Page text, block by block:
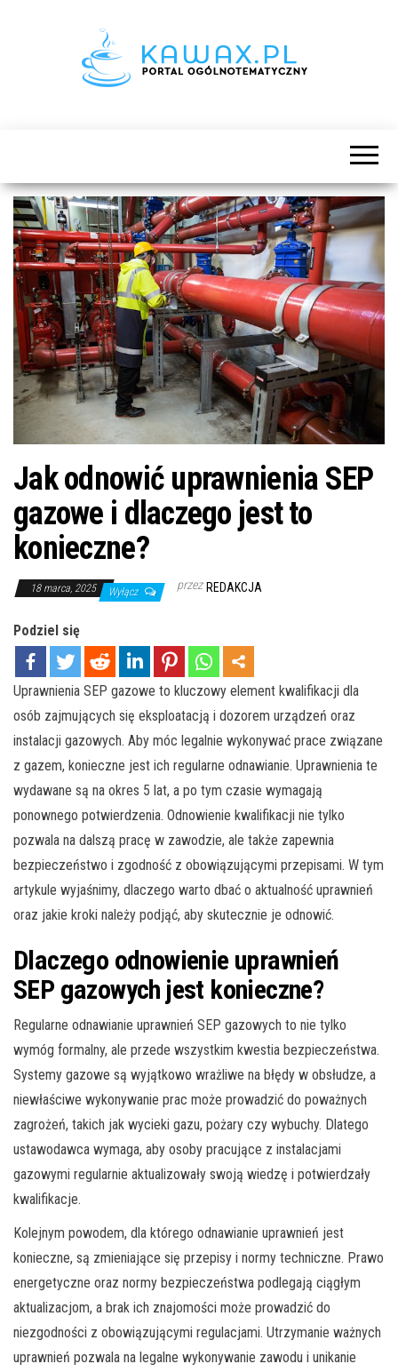
Jak odnowić uprawnienia SEP
gazowe i dlaczego jest to
konieczne?
18 marca, 2025 Wyłącz przez REDAKCJA
Podziel się
Uprawnienia SEP gazowe to kluczowy element kwalifikacji dla
osób zajmujących się eksploatacją i dozorem urządzeń oraz
instalacji gazowych. Aby móc legalnie wykonywać prace związane
z gazem, konieczne jest ich regularne odnawianie. Uprawnienia te
wydawane są na okres 5 lat, a po tym czasie wymagają
ponownego potwierdzenia. Odnowienie kwalifikacji nie tylko
pozwala na dalszą pracę w zawodzie, ale także zapewnia
bezpieczeństwo i zgodność z obowiązującymi przepisami. W tym
artykule wyjaśnimy, dlaczego warto dbać o aktualność uprawnień
oraz jakie kroki należy podjąć, aby skutecznie je odnowić.
Dlaczego odnowienie uprawnień
SEP gazowych jest konieczne?
Regularne odnawianie uprawnień SEP gazowych to nie tylko
wymóg formalny, ale przede wszystkim kwestia bezpieczeństwa.
Systemy gazowe są wyjątkowo wrażliwe na błędy w obsłudze, a
niewłaściwe wykonywanie prac może prowadzić do poważnych
zagrożeń, takich jak wycieki gazu, pożary czy wybuchy. Dlatego
ustawodawca wymaga, aby osoby pracujące z instalacjami
gazowymi regularnie aktualizowały swoją wiedzę i potwierdzały
kwalifikacje.
Kolejnym powodem, dla którego odnawianie uprawnień jest
konieczne, są zmieniające się przepisy i normy techniczne. Prawo
energetyczne oraz normy bezpieczeństwa podlegają ciągłym
aktualizacjom, a brak ich znajomości może prowadzić do
niezgodności z obowiązującymi regulacjami. Utrzymanie ważnych
uprawnień pozwala na legalne wykonywanie zawodu i unikanie